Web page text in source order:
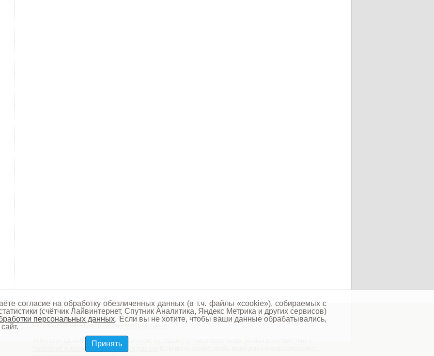
Администрация Лубянского сельского поселения Дмитровского района Орловской области © 2026
Используя данный сайт, вы даёте согласие на обработку пользовательских данных в соответствии с
Политикой обработки персональных данных
согласие на обработку обезличенных данных (в т.ч. файлы «cookie»), собираемых с
(счётчик Лайвинтернет, Спутник Аналитика, Яндекс Метрика и других сервисов)
персональных данных. Если вы не хотите, чтобы ваши данные обрабатывались,
Принять